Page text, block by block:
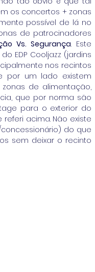
os concertos + zonas
possível de lá no
de patrocinadores
Vs. Segurança. Este
EDP Cooljazz (jardins
nos recintos
por um lado existem
de alimentação,
que por norma são
para o exterior do
acima. Não existe
do que
sem deixar o recinto